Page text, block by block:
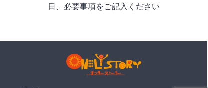
日、必要事項をご記入ください